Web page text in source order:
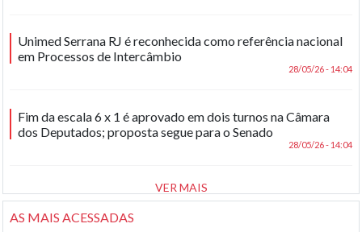
Unimed Serrana RJ é reconhecida como referência nacional
em Processos de Intercâmbio
28/05/26 - 14:04
Fim da escala 6 x 1 é aprovado em dois turnos na Câmara
dos Deputados; proposta segue para o Senado
28/05/26 - 14:04
VER MAIS
AS MAIS ACESSADAS